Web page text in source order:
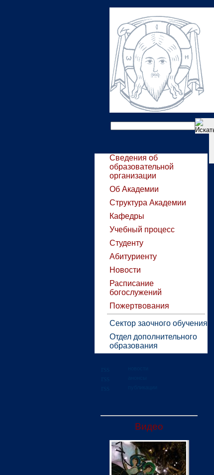
Сведения об
образовательной
организации
Об Академии
Структура Академии
Кафедры
Учебный процесс
Студенту
Абитуриенту
Новости
Расписание
богослужений
Пожертвования
Сектор заочного обучения
Отдел дополнительного
образования
Видео